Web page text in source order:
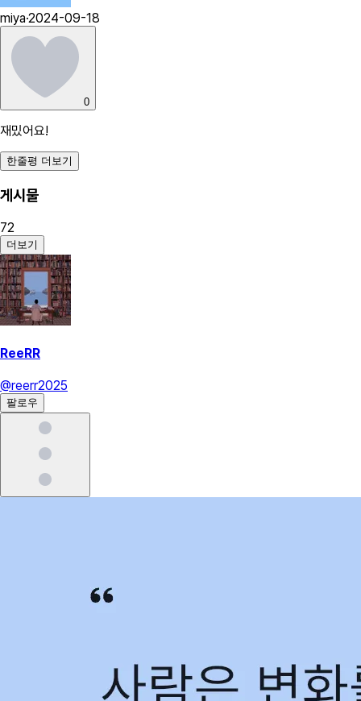
miya·2024-09-18
0
재밌어요!
한줄평 더보기
게시물
72
더보기
ReeRR
@reerr2025
팔로우